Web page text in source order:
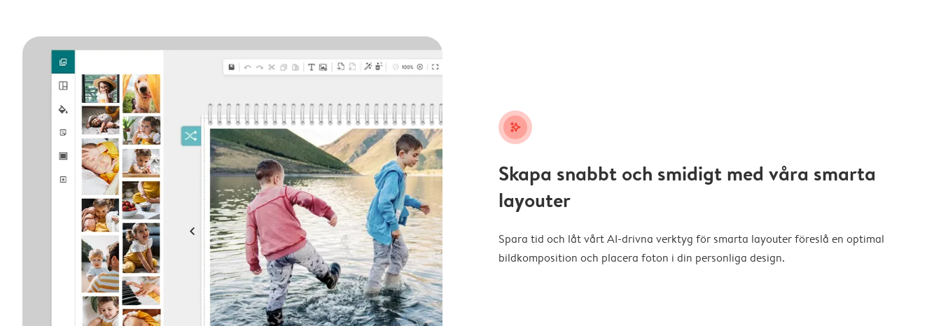
stars_plus
Skapa snabbt och smidigt med våra smarta
layouter
Spara tid och låt vårt AI-drivna verktyg för smarta layouter föreslå en optimal
bildkomposition och placera foton i din personliga design.